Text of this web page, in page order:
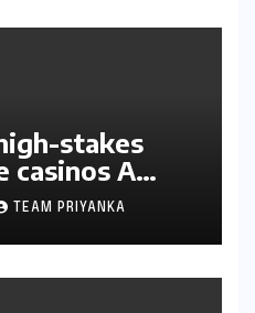
stakes
casinos A
TEAM PRIYANKA